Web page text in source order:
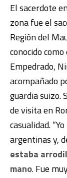
El sacerdote
zona fue el
Región del
conocido
Empedrado,
acompañado
guardia suizo.
de visita en
casualidad. “
argentinas y,
estaba
mano. Fue